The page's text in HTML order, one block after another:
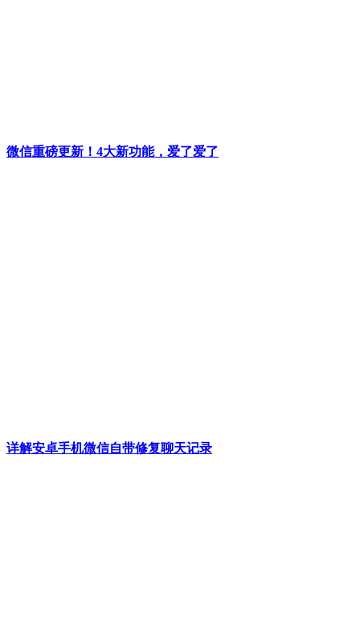
微信重磅更新！4大新功能，爱了爱了
详解安卓手机微信自带修复聊天记录